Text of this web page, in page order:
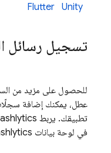
Flutter Unity
تسجيل رسائل
للحصول على مزيد من
عطل، يمكنك إضافة
تطبيقك. يربط
في لوحة بيانات